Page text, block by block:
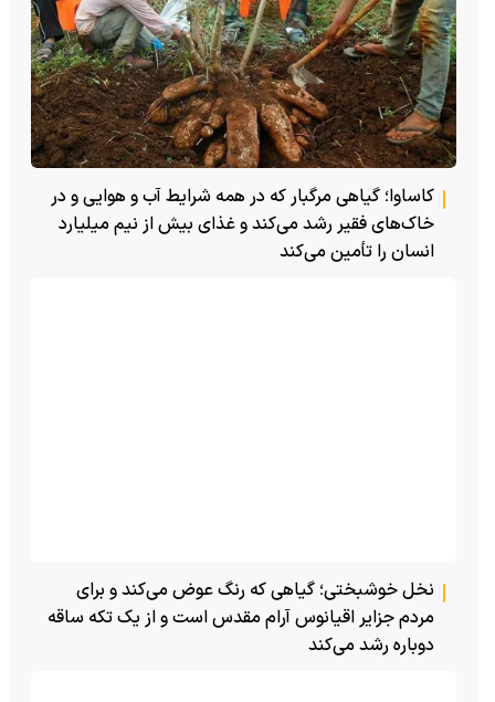
کاساوا؛ گیاهی مرگبار که در همه شرایط آب و هوایی و در
خاک‌های فقیر رشد می‌کند و غذای بیش از نیم میلیارد
انسان را تأمین می‌کند
نخل خوشبختی؛ گیاهی که رنگ عوض می‌کند و برای
مردم جزایر اقیانوس آرام مقدس است و از یک تکه ساقه
دوباره رشد می‌کند